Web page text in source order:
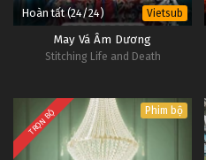
Hoàn tất (24/24) Vietsub
May Vá Âm Dương
Stitching Life and Death
TRỌN BỘ Phim bộ